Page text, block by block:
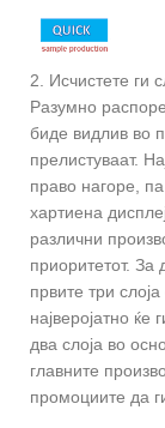
2. Исчистете ги
Разумно
биде видлив во
прелистуваат.
право нагоре,
хартиена
различни
приоритетот. За
првите три
најверојатно ќе
два слоја во
главните
промоциите да